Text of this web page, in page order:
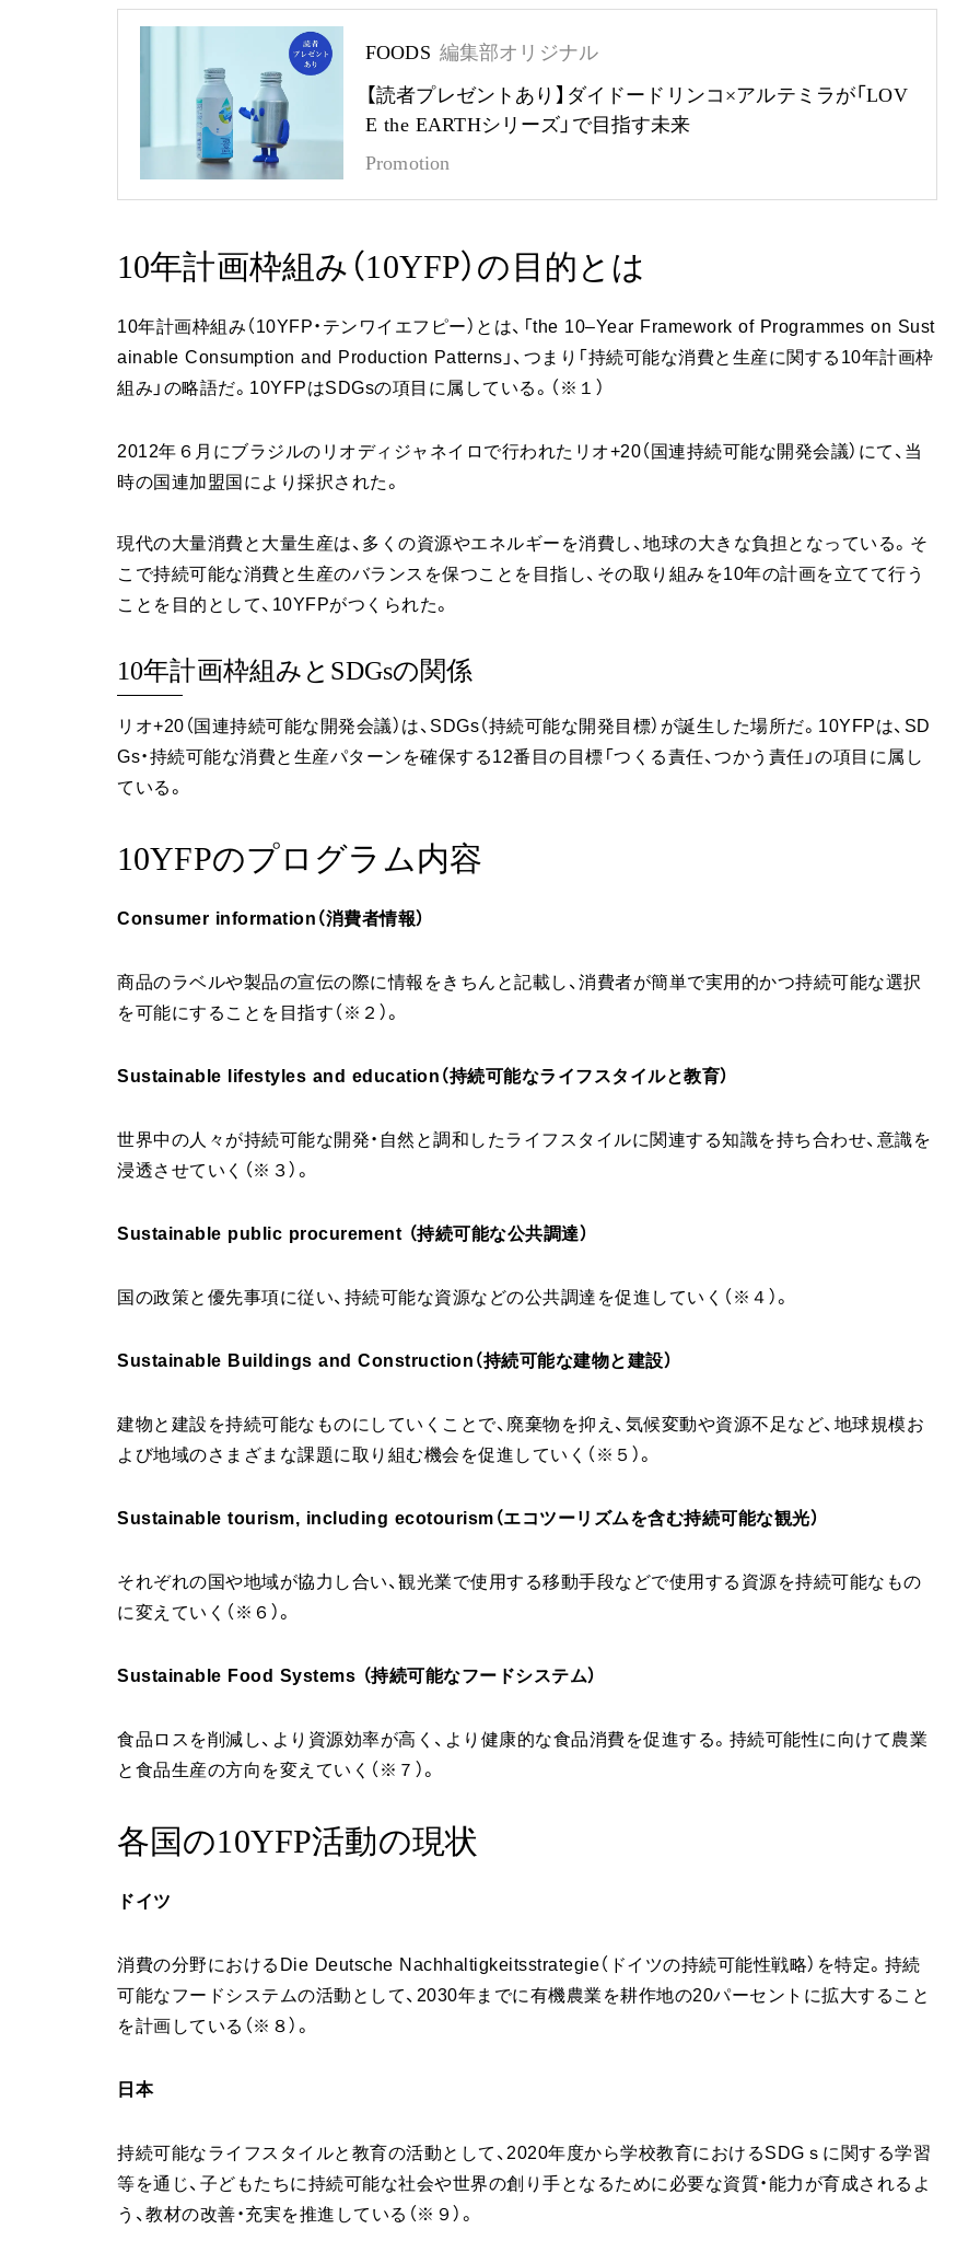
FOODS 編集部オリジナル
【読者プレゼントあり】ダイドードリンコ×アルテミラが「LOV
E the EARTHシリーズ」で目指す未来
Promotion
10年計画枠組み（10YFP）の目的とは
10年計画枠組み（10YFP・テンワイエフピー）とは、「the 10–Year Framework of Programmes on Sust
ainable Consumption and Production Patterns」、つまり「持続可能な消費と生産に関する10年計画枠
組み」の略語だ。10YFPはSDGsの項目に属している。（※１）
2012年６月にブラジルのリオディジャネイロで行われたリオ+20（国連持続可能な開発会議）にて、当
時の国連加盟国により採択された。
現代の大量消費と大量生産は、多くの資源やエネルギーを消費し、地球の大きな負担となっている。そ
こで持続可能な消費と生産のバランスを保つことを目指し、その取り組みを10年の計画を立てて行う
ことを目的として、10YFPがつくられた。
10年計画枠組みとSDGsの関係
リオ+20（国連持続可能な開発会議）は、SDGs（持続可能な開発目標）が誕生した場所だ。10YFPは、SD
Gs・持続可能な消費と生産パターンを確保する12番目の目標「つくる責任、つかう責任」の項目に属し
ている。
10YFPのプログラム内容
Consumer information（消費者情報）
商品のラベルや製品の宣伝の際に情報をきちんと記載し、消費者が簡単で実用的かつ持続可能な選択
を可能にすることを目指す（※２）。
Sustainable lifestyles and education（持続可能なライフスタイルと教育）
世界中の人々が持続可能な開発・自然と調和したライフスタイルに関連する知識を持ち合わせ、意識を
浸透させていく（※３）。
Sustainable public procurement （持続可能な公共調達）
国の政策と優先事項に従い、持続可能な資源などの公共調達を促進していく（※４）。
Sustainable Buildings and Construction（持続可能な建物と建設）
建物と建設を持続可能なものにしていくことで、廃棄物を抑え、気候変動や資源不足など、地球規模お
よび地域のさまざまな課題に取り組む機会を促進していく（※５）。
Sustainable tourism, including ecotourism（エコツーリズムを含む持続可能な観光）
それぞれの国や地域が協力し合い、観光業で使用する移動手段などで使用する資源を持続可能なもの
に変えていく（※６）。
Sustainable Food Systems （持続可能なフードシステム）
食品ロスを削減し、より資源効率が高く、より健康的な食品消費を促進する。持続可能性に向けて農業
と食品生産の方向を変えていく（※７）。
各国の10YFP活動の現状
ドイツ
消費の分野におけるDie Deutsche Nachhaltigkeitsstrategie（ドイツの持続可能性戦略）を特定。持続
可能なフードシステムの活動として、2030年までに有機農業を耕作地の20パーセントに拡大すること
を計画している（※８）。
日本
持続可能なライフスタイルと教育の活動として、2020年度から学校教育におけるSDGｓに関する学習
等を通じ、子どもたちに持続可能な社会や世界の創り手となるために必要な資質・能力が育成されるよ
う、教材の改善・充実を推進している（※９）。